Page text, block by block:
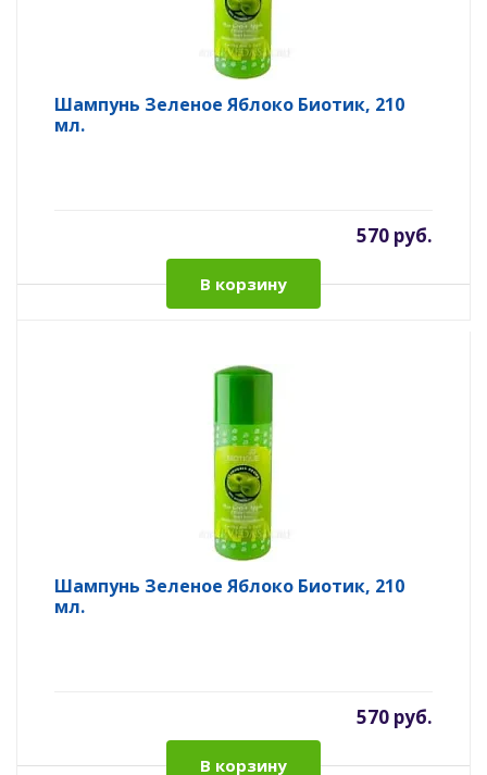
Шампунь Зеленое Яблоко Биотик, 210
мл.
570 руб.
В корзину
Шампунь Зеленое Яблоко Биотик, 210
мл.
570 руб.
В корзину